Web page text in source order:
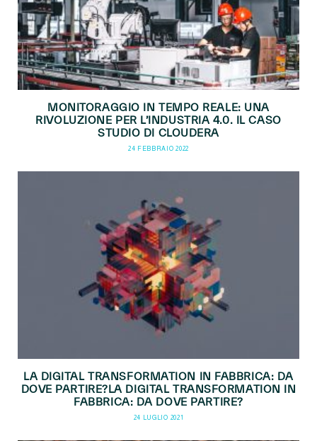
MONITORAGGIO IN TEMPO REALE: UNA
RIVOLUZIONE PER L’INDUSTRIA 4.0. IL CASO
STUDIO DI CLOUDERA
24 FEBBRAIO 2022
LA DIGITAL TRANSFORMATION IN FABBRICA: DA
DOVE PARTIRE?LA DIGITAL TRANSFORMATION IN
FABBRICA: DA DOVE PARTIRE?
24 LUGLIO 2021